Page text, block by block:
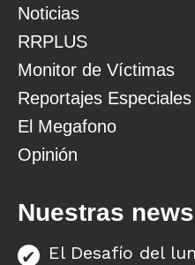
Noticias
RRPLUS
Monitor de Víctimas
Reportajes Especiales
El Megafono
Opinión
Nuestras
El Desafío del